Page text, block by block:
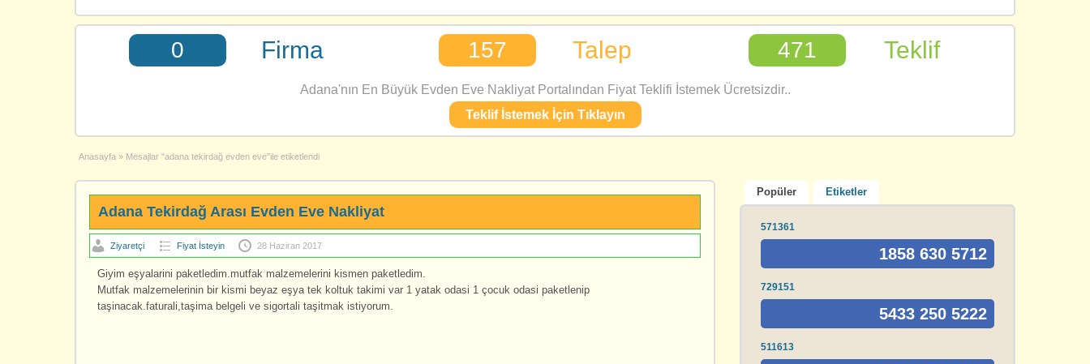
0 Firma 157 Talep 471 Teklif
Adana'nın En Büyük Evden Eve Nakliyat Portalından Fiyat Teklifi İstemek Ücretsizdir..
Teklif İstemek İçin Tıklayın
Anasayfa » Mesajlar "adana tekirdağ evden eve"ile etiketlendi
Adana Tekirdağ Arası Evden Eve Nakliyat
Ziyaretçi Fiyat İsteyin 28 Haziran 2017
Giyim eşyalarini paketledim.mutfak malzemelerini kismen paketledim.
Mutfak malzemelerinin bir kismi beyaz eşya tek koltuk takimi var 1 yatak odasi 1 çocuk odasi paketlenip
taşinacak.faturali,taşima belgeli ve sigortali taşitmak istiyorum.
Popüler Etiketler
571361
1858 630 5712
729151
5433 250 5222
511613